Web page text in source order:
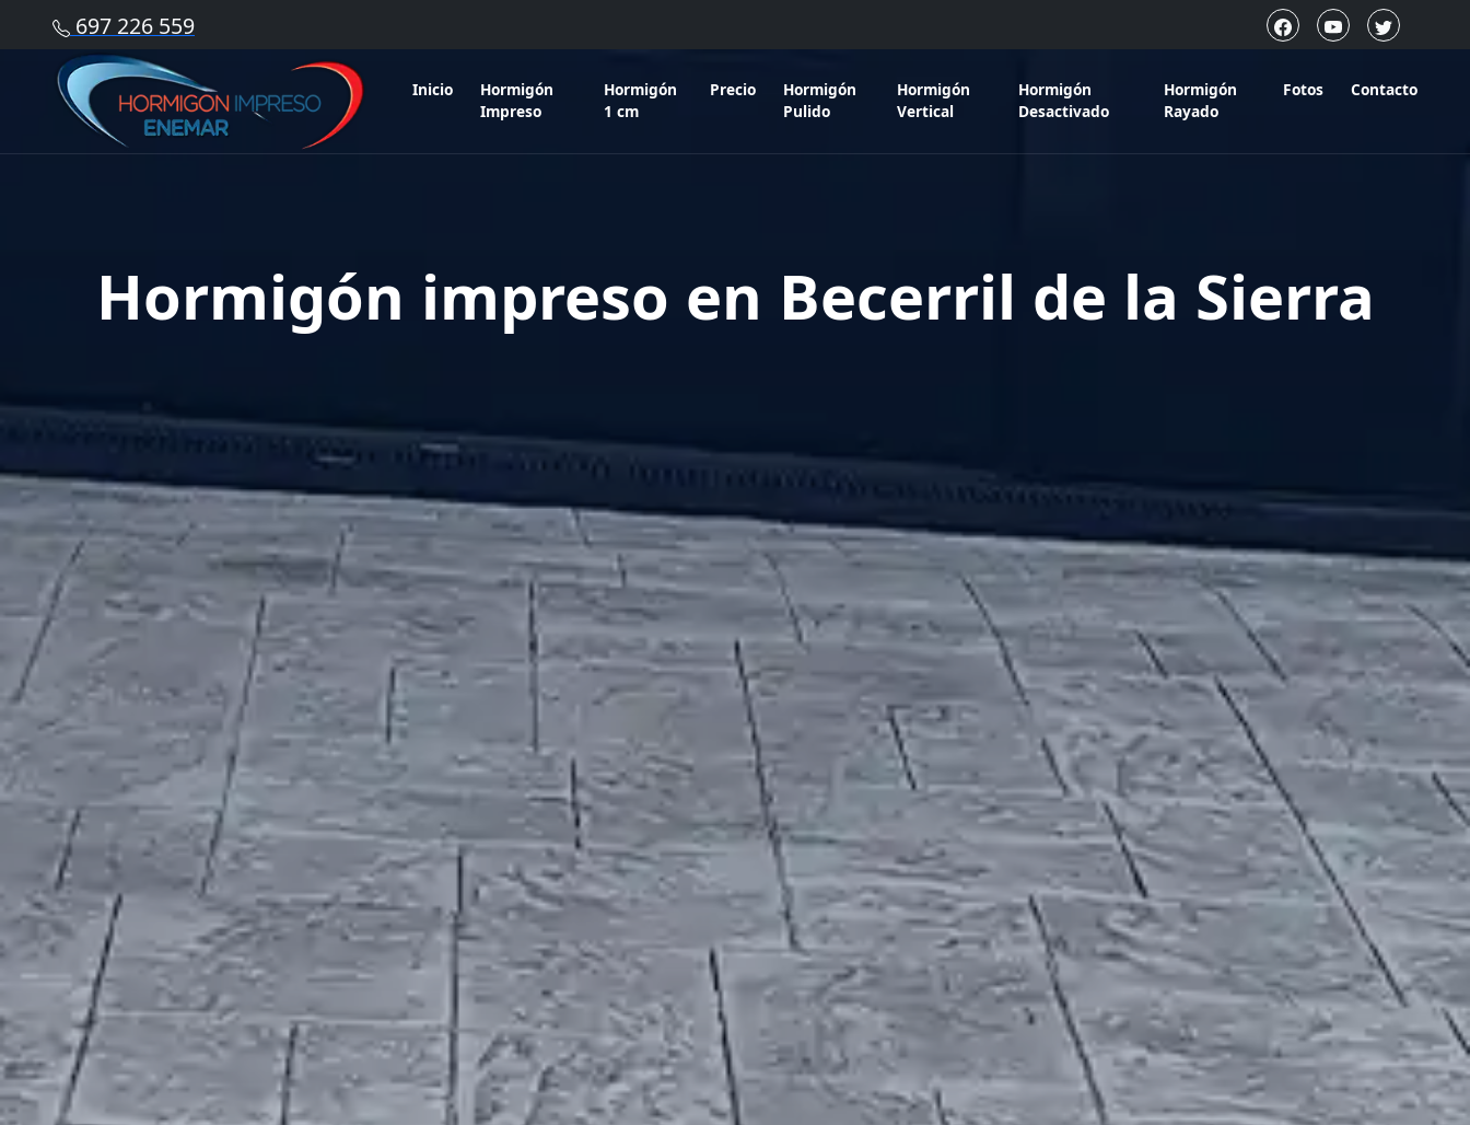
697 226 559
Inicio
Hormigón
Impreso
Hormigón
1 cm
Precio
Hormigón
Pulido
Hormigón
Vertical
Hormigón
Desactivado
Hormigón
Rayado
Fotos Contacto
Hormigón impreso en Becerril de la Sierra